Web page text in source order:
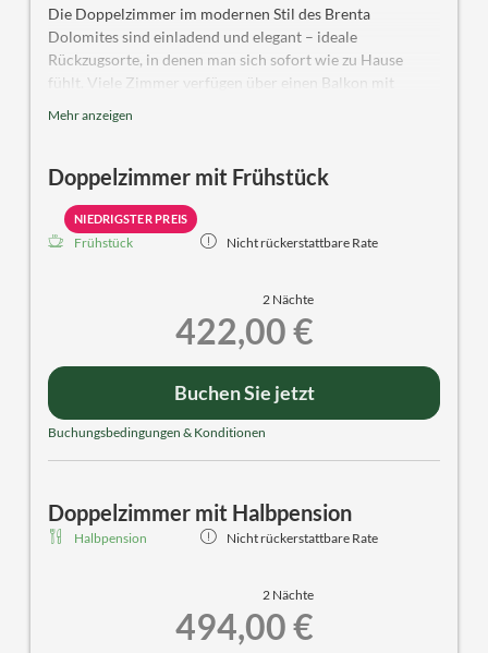
Die Doppelzimmer im modernen Stil des Brenta
Dolomites sind einladend und elegant – ideale
Rückzugsorte, in denen man sich sofort wie zu Hause
fühlt. Viele Zimmer verfügen über einen Balkon mit
Trentino und bieten alle Annehmlichkeiten für einen
Einzelbenutzung gebucht werden.
Mehr anzeigen
Doppelzimmer mit Frühstück
NIEDRIGSTER PREIS
Frühstück Nicht rückerstattbare Rate
2 Nächte
422,00 €
Buchen Sie jetzt
Buchungsbedingungen & Konditionen
Doppelzimmer mit Halbpension
Halbpension Nicht rückerstattbare Rate
2 Nächte
494,00 €